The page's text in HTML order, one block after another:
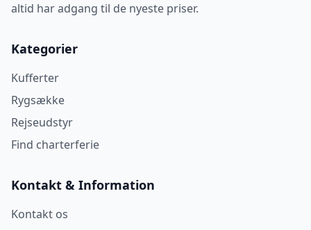
altid har adgang til de nyeste priser.
Kategorier
Kufferter
Rygsække
Rejseudstyr
Find charterferie
Kontakt & Information
Kontakt os